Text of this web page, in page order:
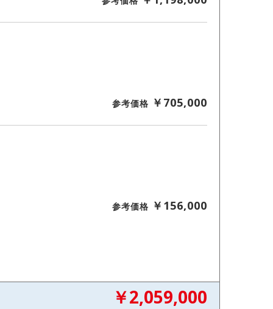
参考価格 ￥705,000
参考価格 ￥156,000
￥2,059,000